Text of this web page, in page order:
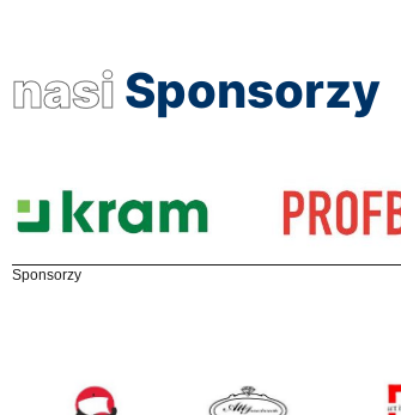
nasi Sponsorzy
Sponsorzy